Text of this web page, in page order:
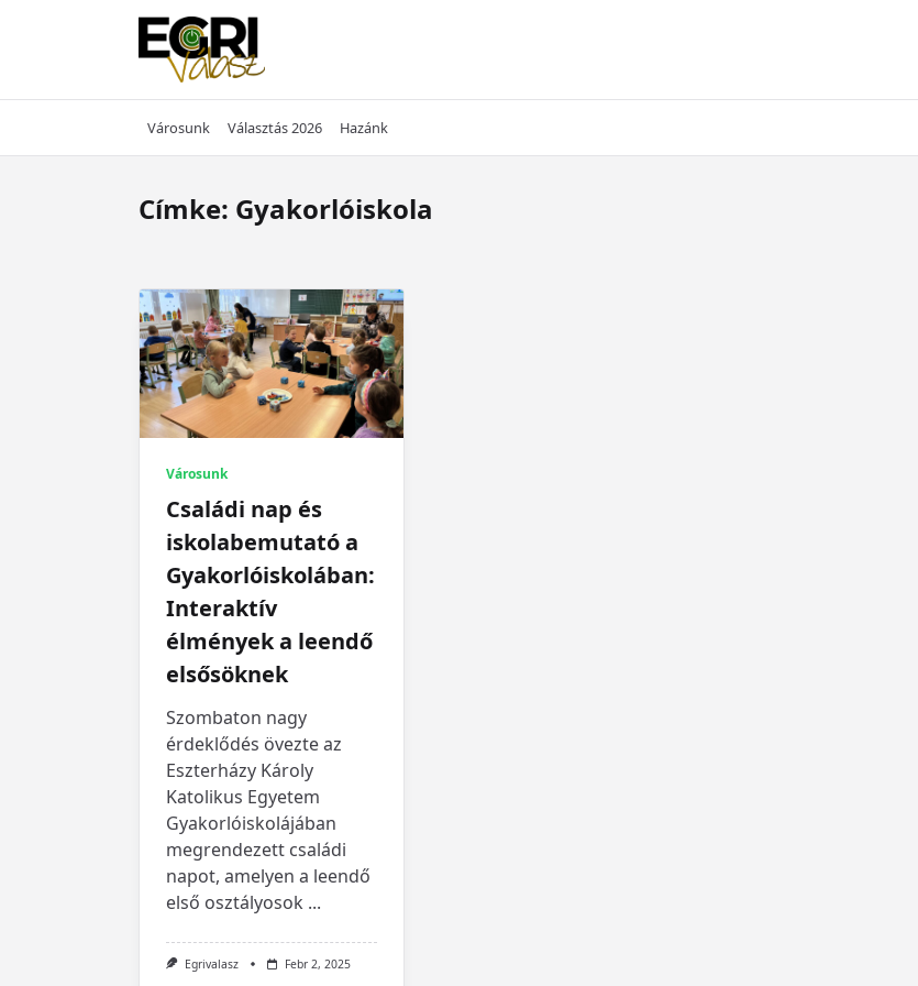
Városunk Választás 2026 Hazánk
Címke: Gyakorlóiskola
Városunk
Családi nap és
iskolabemutató a
Gyakorlóiskolában:
Interaktív
élmények a leendő
elsősöknek
Szombaton nagy
érdeklődés övezte az
Eszterházy Károly
Katolikus Egyetem
Gyakorlóiskolájában
megrendezett családi
napot, amelyen a leendő
első osztályosok ...
Egrivalasz Febr 2, 2025